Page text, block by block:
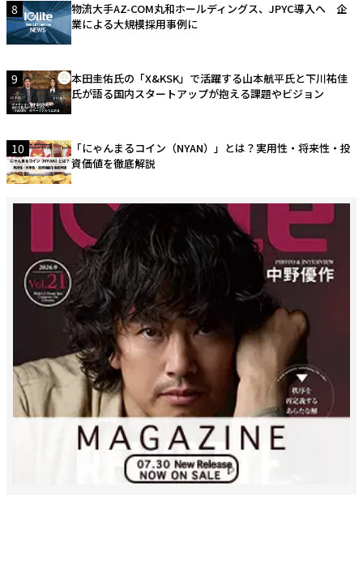
8
物流大手AZ-COM丸和ホールディングス、JPYC導入へ 企
業による大規模採用事例に
9
本田圭佑氏の「X&KSK」で活躍する山本航平氏と下川祐佳
氏が語る国内スタートアップが抱える課題やビジョン
10
「にゃんまるコイン（NYAN）」とは？実用性・将来性・投
資価値を徹底解説